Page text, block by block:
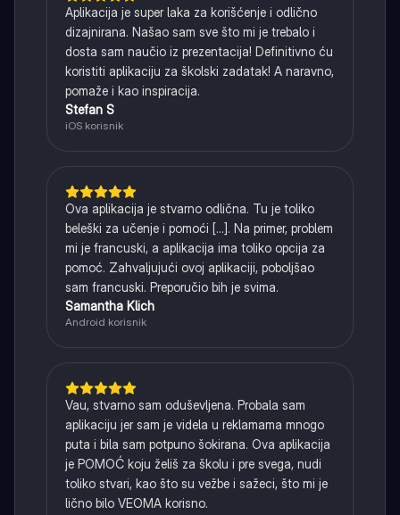
Aplikacija je super laka za korišćenje i odlično
dizajnirana. Našao sam sve što mi je trebalo i
dosta sam naučio iz prezentacija! Definitivno ću
koristiti aplikaciju za školski zadatak! A naravno,
pomaže i kao inspiracija.
Stefan S
iOS korisnik
Ova aplikacija je stvarno odlična. Tu je toliko
beleški za učenje i pomoći [...]. Na primer, problem
mi je francuski, a aplikacija ima toliko opcija za
pomoć. Zahvaljujući ovoj aplikaciji, poboljšao
sam francuski. Preporučio bih je svima.
Samantha Klich
Android korisnik
Vau, stvarno sam oduševljena. Probala sam
aplikaciju jer sam je videla u reklamama mnogo
puta i bila sam potpuno šokirana. Ova aplikacija
je POMOĆ koju želiš za školu i pre svega, nudi
toliko stvari, kao što su vežbe i sažeci, što mi je
lično bilo VEOMA korisno.